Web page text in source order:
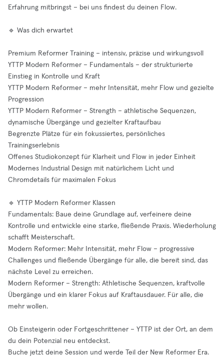
Erfahrung mitbringst – bei uns findest du deinen Flow.
🔹 Was dich erwartet
Premium Reformer Training – intensiv, präzise und wirkungsvoll
YTTP Modern Reformer – Fundamentals – der strukturierte
Einstieg in Kontrolle und Kraft
YTTP Modern Reformer – mehr Intensität, mehr Flow und gezielte
Progression
YTTP Modern Reformer – Strength – athletische Sequenzen,
dynamische Übergänge und gezielter Kraftaufbau
Begrenzte Plätze für ein fokussiertes, persönliches
Trainingserlebnis
Offenes Studiokonzept für Klarheit und Flow in jeder Einheit
Modernes Industrial Design mit natürlichem Licht und
Chromdetails für maximalen Fokus
🔹 YTTP Modern Reformer Klassen
Fundamentals: Baue deine Grundlage auf, verfeinere deine
Kontrolle und entwickle eine starke, fließende Praxis. Wiederholung
schafft Meisterschaft.
Modern Reformer: Mehr Intensität, mehr Flow – progressive
Challenges und fließende Übergänge für alle, die bereit sind, das
nächste Level zu erreichen.
Modern Reformer – Strength: Athletische Sequenzen, kraftvolle
Übergänge und ein klarer Fokus auf Kraftausdauer. Für alle, die
mehr wollen.
Ob Einsteigerin oder Fortgeschrittener – YTTP ist der Ort, an dem
du dein Potenzial neu entdeckst.
Buche jetzt deine Session und werde Teil der New Reformer Era.